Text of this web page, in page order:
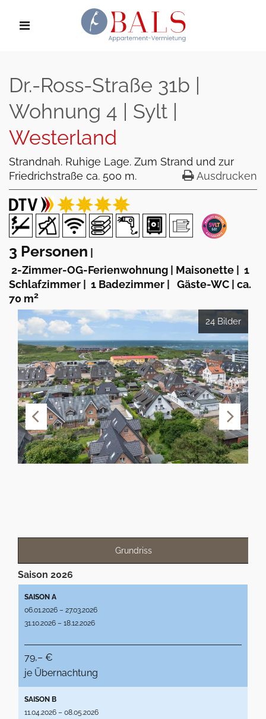
Dr.-Ross-Straße 31b |
Wohnung 4 | Sylt |
Westerland
Strandnah. Ruhige Lage. Zum Strand und zur
Friedrichstraße ca. 500 m.
Ausdrucken
3 Personen
2-Zimmer-OG-Ferienwohnung | Maisonette
1
Schlafzimmer
1 Badezimmer Gäste-WC
ca.
70 m2
24 Bilder
Grundriss
Saison 2026
SAISON A
06.01.2026 – 27.03.2026
31.10.2026 – 18.12.2026
79,– €
je Übernachtung
SAISON B
11.04.2026 – 08.05.2026